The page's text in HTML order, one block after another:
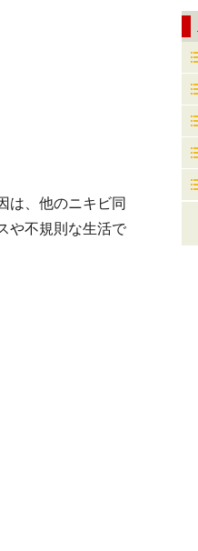
は、他のニキビ同
や不規則な生活で